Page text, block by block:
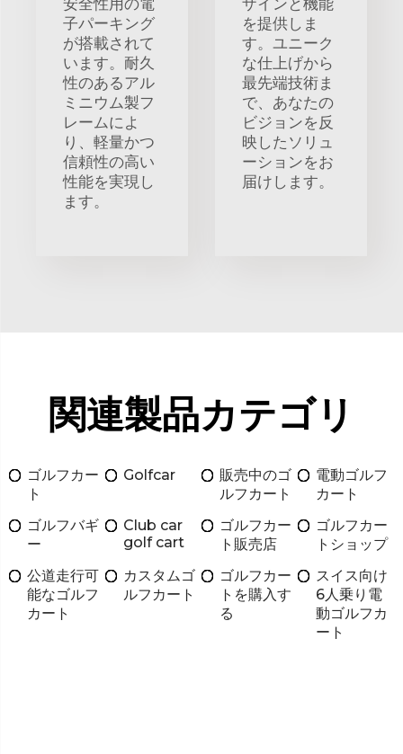
子パーキング
が搭載されて
います。耐久
性のあるアル
ミニウム製フ
レームによ
り、軽量かつ
信頼性の高い
性能を実現し
ます。
を提供しま
す。ユニーク
な仕上げから
最先端技術ま
で、あなたの
ビジョンを反
映したソリュ
ーションをお
届けします。
関連製品カテゴリ
ゴルフカー
ト
Golfcar
販売中のゴ
ルフカート
電動ゴルフ
カート
ゴルフバギ
ー
Club car
golf cart
ゴルフカー
ト販売店
ゴルフカー
トショップ
公道走行可
能なゴルフ
カート
カスタムゴ
ルフカート
ゴルフカー
トを購入す
る
スイス向け
6人乗り電
動ゴルフカ
ート